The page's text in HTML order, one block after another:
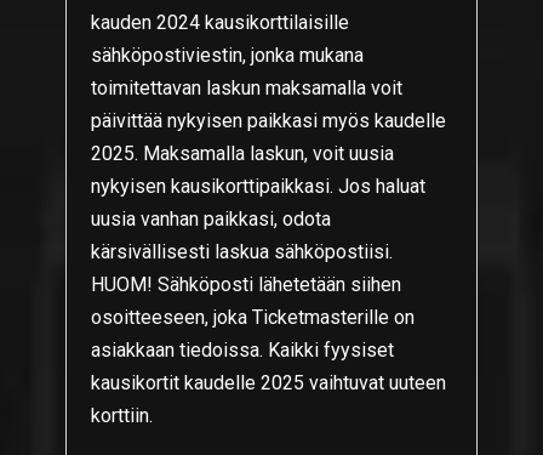
kauden 2024 kausikorttilaisille
sähköpostiviestin, jonka mukana
toimitettavan laskun maksamalla voit
päivittää nykyisen paikkasi myös kaudelle
2025. Maksamalla laskun, voit uusia
nykyisen kausikorttipaikkasi. Jos haluat
uusia vanhan paikkasi, odota
kärsivällisesti laskua sähköpostiisi.
HUOM! Sähköposti lähetetään siihen
osoitteeseen, joka Ticketmasterille on
asiakkaan tiedoissa. Kaikki fyysiset
kausikortit kaudelle 2025 vaihtuvat uuteen
korttiin.